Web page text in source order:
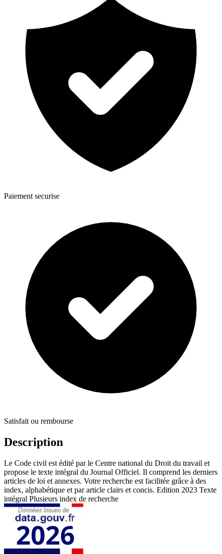
Paiement securise
Satisfait ou rembourse
Description
Le Code civil est édité par le Centre national du Droit du travail et
propose le texte intégral du Journal Officiel. Il comprend les derniers
articles de loi et annexes. Votre recherche est facilitée grâce à des
index, alphabétique et par article clairs et concis. Edition 2023 Texte
intégral Plusieurs index de recherche